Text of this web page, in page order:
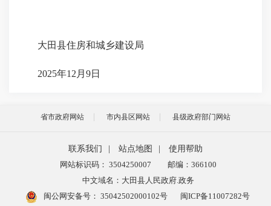
大田县住房和城乡建设局
2025年12月9日
省市政府网站 市内县区网站 县级政府部门网站
联系我们 站点地图
使用帮助
网站标识码： 3504250007
邮编：366100
中文域名：大田县人民政府.政务
闽公网安备号： 35042502000102号 闽ICP备11007282号